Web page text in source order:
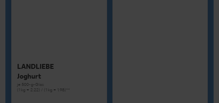
LANDLIEBE
Joghurt
je 500-g-Glas
(1 kg = 2.22) / (1 kg = 1.98)**